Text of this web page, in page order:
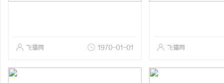
飞猫网 1970-01-01 飞猫网